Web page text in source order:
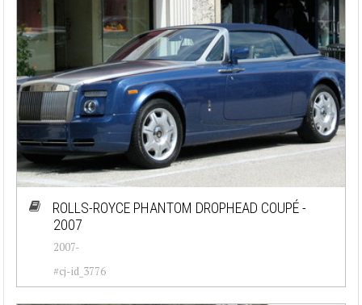
ROLLS-ROYCE PHANTOM DROPHEAD COUPÉ -
2007
2007-
#cj-id_3776